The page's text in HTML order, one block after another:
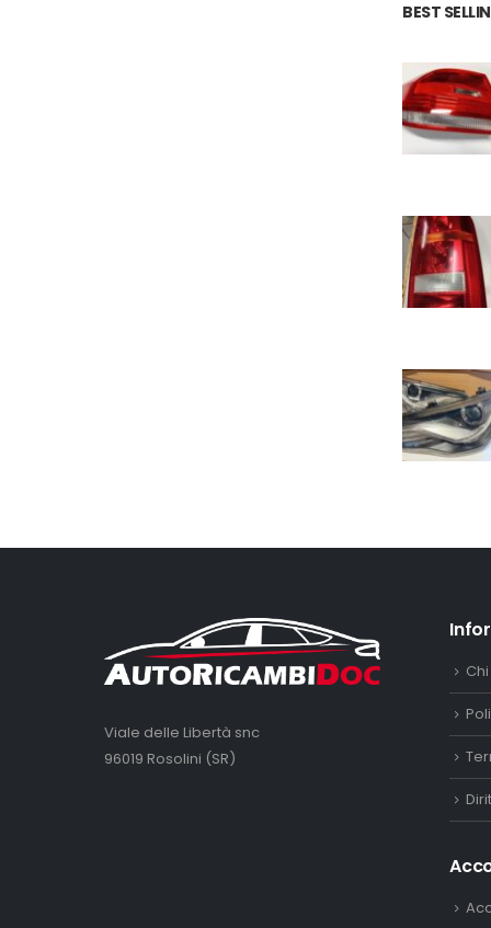
BEST
Viale delle Libertà snc
96019 Rosolini (SR)